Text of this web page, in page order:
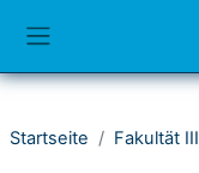
Startseite Fakultät III